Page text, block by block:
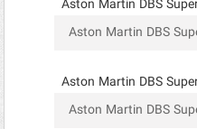
Aston Martin DBS
Aston Martin DBS